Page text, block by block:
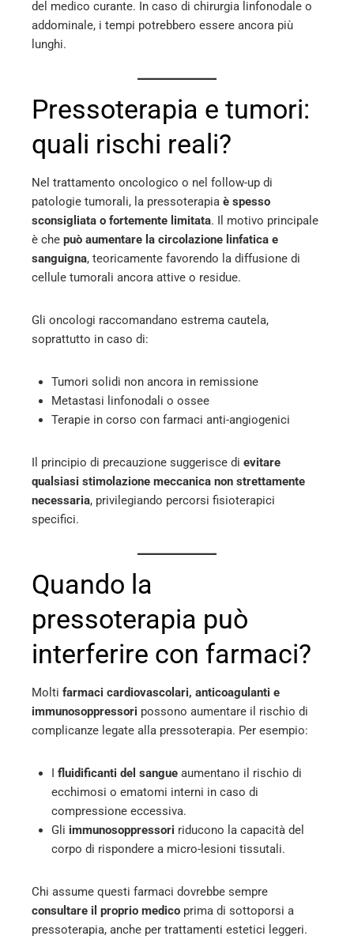
del medico curante. In caso di chirurgia linfonodale o
addominale, i tempi potrebbero essere ancora più
lunghi.
Pressoterapia e tumori:
quali rischi reali?
Nel trattamento oncologico o nel follow-up di
patologie tumorali, la pressoterapia è spesso
sconsigliata o fortemente limitata. Il motivo principale
è che può aumentare la circolazione linfatica e
sanguigna, teoricamente favorendo la diffusione di
cellule tumorali ancora attive o residue.
Gli oncologi raccomandano estrema cautela,
soprattutto in caso di:
Tumori solidi non ancora in remissione
Metastasi linfonodali o ossee
Terapie in corso con farmaci anti-angiogenici
Il principio di precauzione suggerisce di evitare
qualsiasi stimolazione meccanica non strettamente
necessaria, privilegiando percorsi fisioterapici
specifici.
Quando la
pressoterapia può
interferire con farmaci?
Molti farmaci cardiovascolari, anticoagulanti e
immunosoppressori possono aumentare il rischio di
complicanze legate alla pressoterapia. Per esempio:
I fluidificanti del sangue aumentano il rischio di
ecchimosi o ematomi interni in caso di
compressione eccessiva.
Gli immunosoppressori riducono la capacità del
corpo di rispondere a micro-lesioni tissutali.
Chi assume questi farmaci dovrebbe sempre
consultare il proprio medico prima di sottoporsi a
pressoterapia, anche per trattamenti estetici leggeri.